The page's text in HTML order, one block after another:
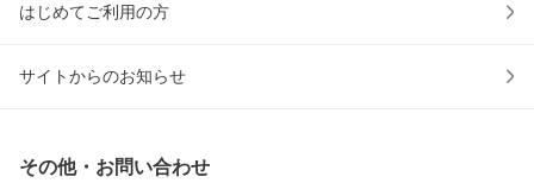
はじめてご利用の方
サイトからのお知らせ
その他・お問い合わせ